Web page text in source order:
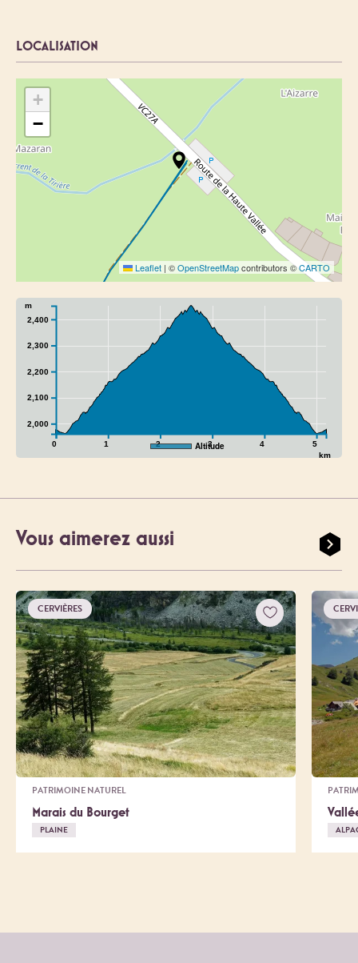
LOCALISATION
+
−
Leaflet | ©OpenStreetMapcontributors ©CARTO
0 1 2 3 4 5
km
2,000
2,100
2,200
2,300
2,400
m
Altitude
Vous aimerez aussi
CERVIÈRES
PATRIMOINE NATUREL
Marais du Bourget
PLAINE